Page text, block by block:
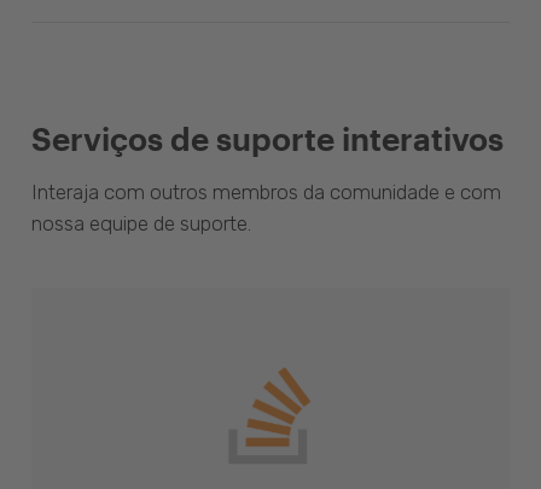
Serviços de suporte interativos
Interaja com outros membros da comunidade e com
nossa equipe de suporte.